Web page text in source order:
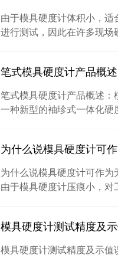
由于模具硬度计体积小，适
进行测试，因此在许多现
笔式模具硬度计产品概述
笔式模具硬度计产品概述：
一种新型的袖珍式一体化
为什么说模具硬度计可作为
由于模具硬度计压痕小，
模具硬度计测试精度及示值